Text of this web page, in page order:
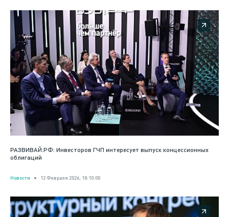
РАЗВИВАЙ.РФ: Инвесторов ГЧП интересует выпуск концессионных
облигаций
Новости 12 Февраля 2026, 18:10:00